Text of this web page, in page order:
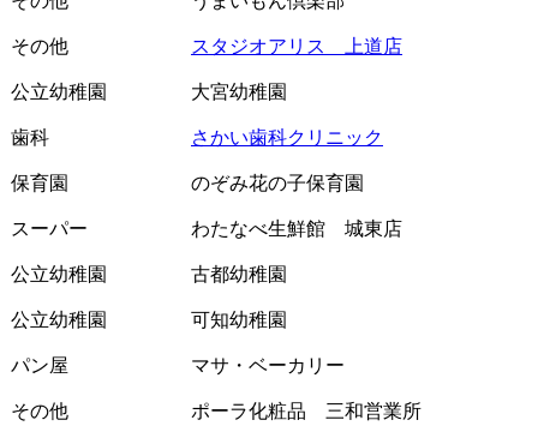
その他 スタジオアリス 上道店
公立幼稚園 大宮幼稚園
歯科 さかい歯科クリニック
保育園 のぞみ花の子保育園
スーパー わたなべ生鮮館 城東店
公立幼稚園 古都幼稚園
公立幼稚園 可知幼稚園
パン屋 マサ・ベーカリー
その他 ポーラ化粧品 三和営業所